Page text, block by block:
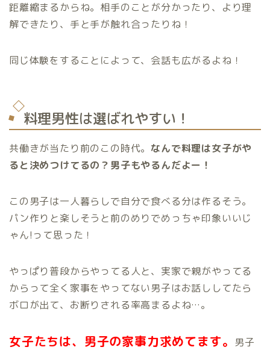
距離縮まるからね。相手のことが分かったり、より理
解できたり、手と手が触れ合ったりね！
同じ体験をすることによって、会話も広がるよね！
料理男性は選ばれやすい！
共働きが当たり前のこの時代。 なんで料理は女子がや
ると決めつけてるの？男子もやるんだよー！
この男子は一人暮らしで自分で食べる分は作るそう。
パン作りと楽しそうと前のめりでめっちゃ印象いいじ
ゃん!って思った！
やっぱり普段からやってる人と、実家で親がやってる
からって全く家事をやってない男子はお話ししてたら
ボロが出て、お断りされる率高まるよね…。
女子たちは、男子の家事力求めてます。 男子